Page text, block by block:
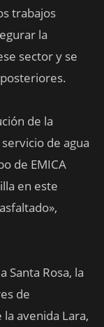
trabajos
la
sector y se
de la
de agua
de EMICA
en este
Santa Rosa, la
de
avenida Lara,